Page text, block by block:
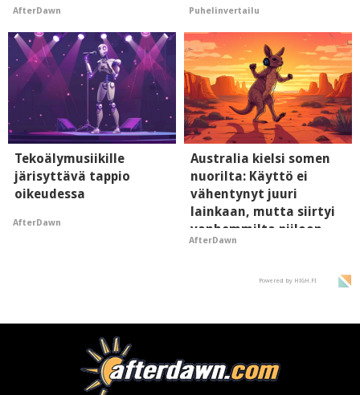
AfterDawn Puhelinvertailu
Tekoälymusiikille
järisyttävä tappio
oikeudessa
AfterDawn
Australia kielsi somen
nuorilta: Käyttö ei
vähentynyt juuri
lainkaan, mutta siirtyi
vanhemmilta piiloon
AfterDawn
Powered by HIGH.FI